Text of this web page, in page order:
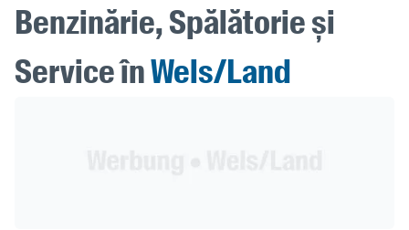
Benzinărie, Spălătorie și
Service înWels/Land